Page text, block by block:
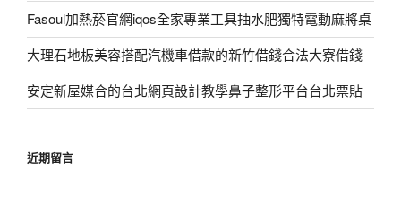
Fasoul加熱菸官網iqos全家專業工具抽水肥獨特電動麻將桌
大理石地板美容搭配汽機車借款的新竹借錢合法大寮借錢
安定新屋媒合的台北網頁設計教學鼻子整形平台台北票貼
近期留言